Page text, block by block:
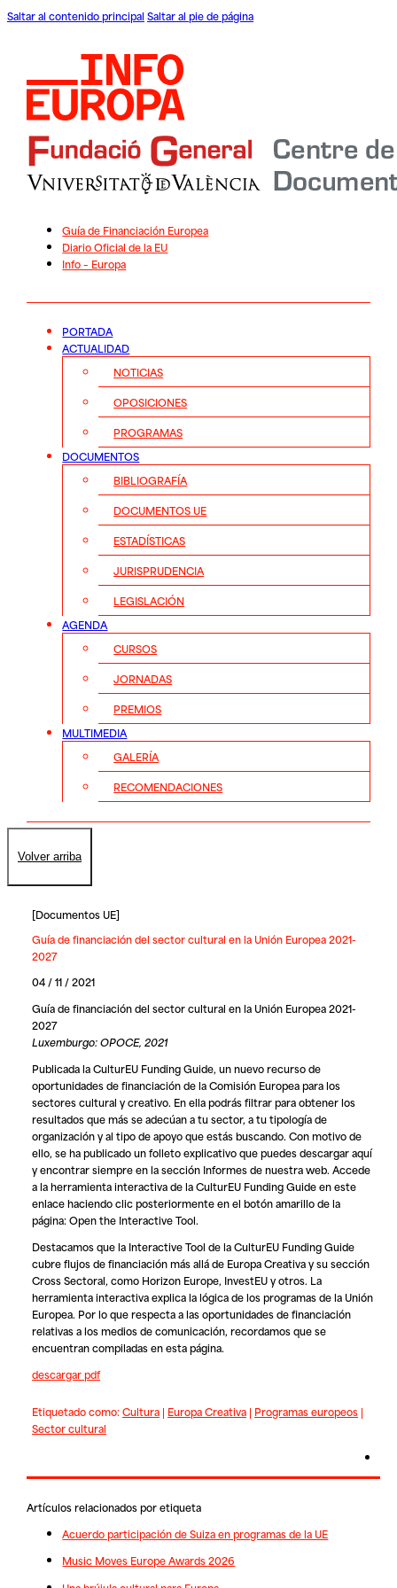
Saltar al contenido principal Saltar al pie de página
Guía de Financiación Europea
Diario Oficial de la EU
Info – Europa
PORTADA
ACTUALIDAD
NOTICIAS
OPOSICIONES
PROGRAMAS
DOCUMENTOS
BIBLIOGRAFÍA
DOCUMENTOS UE
ESTADÍSTICAS
JURISPRUDENCIA
LEGISLACIÓN
AGENDA
CURSOS
JORNADAS
PREMIOS
MULTIMEDIA
GALERÍA
RECOMENDACIONES
Volver arriba
[Documentos UE]
Guía de financiación del sector cultural en la Unión Europea 2021-
2027
04 / 11 / 2021
Guía de financiación del sector cultural en la Unión Europea 2021-
2027
Luxemburgo: OPOCE, 2021
Publicada la CulturEU Funding Guide, un nuevo recurso de
oportunidades de financiación de la Comisión Europea para los
sectores cultural y creativo. En ella podrás filtrar para obtener los
resultados que más se adecúan a tu sector, a tu tipología de
organización y al tipo de apoyo que estás buscando. Con motivo de
ello, se ha publicado un folleto explicativo que puedes descargar aquí
y encontrar siempre en la sección Informes de nuestra web. Accede
a la herramienta interactiva de la CulturEU Funding Guide en este
enlace haciendo clic posteriormente en el botón amarillo de la
página: Open the Interactive Tool.
Destacamos que la Interactive Tool de la CulturEU Funding Guide
cubre flujos de financiación más allá de Europa Creativa y su sección
Cross Sectoral, como Horizon Europe, InvestEU y otros. La
herramienta interactiva explica la lógica de los programas de la Unión
Europea. Por lo que respecta a las oportunidades de financiación
relativas a los medios de comunicación, recordamos que se
encuentran compiladas en esta página.
descargar pdf
Etiquetado como:Cultura| Europa Creativa| Programas europeos|
Sector cultural
Artículos relacionados por etiqueta
Acuerdo participación de Suiza en programas de la UE
Music Moves Europe Awards 2026